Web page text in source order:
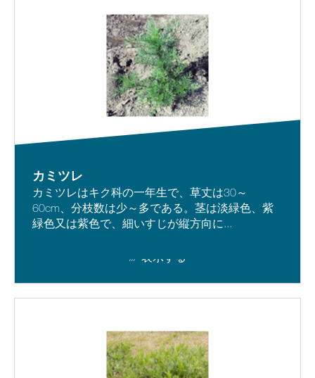
カミツレ
カミツレはキク科の一年生で、草丈は30～
60cm、分枝数は少～多である。茎は淡緑色、紫
緑色又は紫色で、細いすじが縦方向に...
表示する